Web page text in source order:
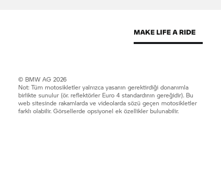
© BMW AG 2026
Not: Tüm motosikletler yalnızca yasanın gerektirdiği donanımla
birlikte sunulur (ör. reflektörler Euro 4 standardının gereğidir). Bu
web sitesinde rakamlarda ve videolarda sözü geçen motosikletler
farklı olabilir. Görsellerde opsiyonel ek özellikler bulunabilir.